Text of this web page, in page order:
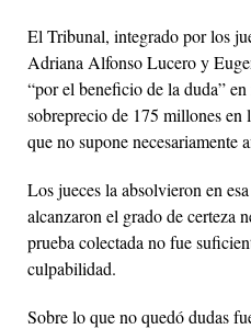
El Tribunal, integrado por los
Adriana Alfonso Lucero y
“por el beneficio de la duda”
sobreprecio de 175 millones
que no supone necesariamente
Los jueces la absolvieron en
alcanzaron el grado de certeza
prueba colectada no fue
culpabilidad.
Sobre lo que no quedó dudas